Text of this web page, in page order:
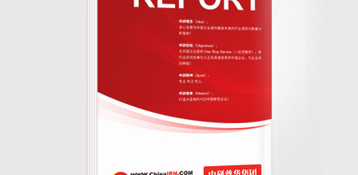
品质保障，一年免费更新维护
报告编号：1923112
出版日期：2025年11月
《2025-2030年中国磷化工行业深度剖析与战略机遇研究报告》
由中研普华磷化工行业分析专家领衔撰写，主要分析了磷化工行业
的市场规模、发展现状与投资前景，同时对磷化工行业的未来发展
做出科学的趋势预测和专业的磷化工行业数据分析，帮助客户评估